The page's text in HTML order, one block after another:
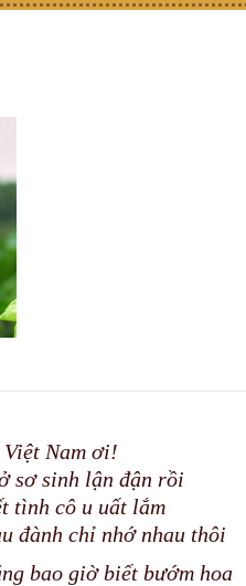
Nam ơi!
sơ sinh lận đận rồi
tình cô u uất lắm
đành chỉ nhớ nhau thôi
bao giờ biết bướm hoa